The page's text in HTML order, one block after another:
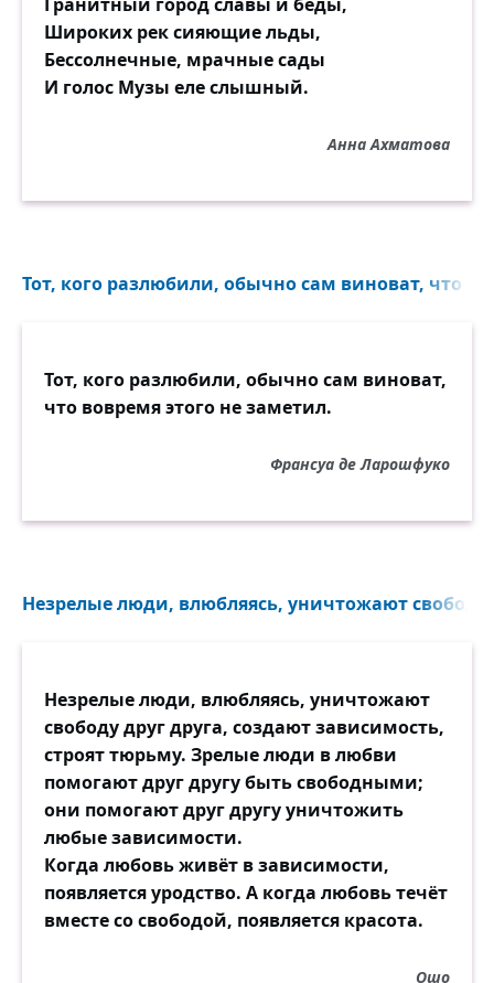
Широких рек сияющие льды,
Бессолнечные, мрачные сады
И голос Музы еле слышный.
Анна Ахматова
Тот, кого разлюбили, обычно сам виноват, что
Тот, кого разлюбили, обычно сам виноват,
что вовремя этого не заметил.
Франсуа де Ларошфуко
Незрелые люди, влюбляясь, уничтожают свободу
Незрелые люди, влюбляясь, уничтожают
свободу друг друга, создают зависимость,
строят тюрьму. Зрелые люди в любви
помогают друг другу быть свободными;
они помогают друг другу уничтожить
любые зависимости.
Когда любовь живёт в зависимости,
появляется уродство. А когда любовь течёт
вместе со свободой, появляется красота.
Ошо